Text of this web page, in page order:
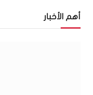
أهم الأخبار